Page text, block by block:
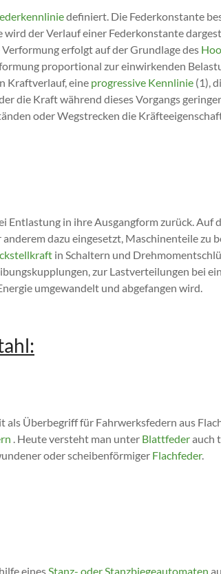
definiert. Die Federkonstante
der Verlauf einer Federkonstante
erfolgt auf der Grundlage des
proportional zur einwirkenden
Kraftverlauf, eine progressive Kennlinie (1),
die Kraft während dieses Vorgangs
oder Wegstrecken die
Entlastung in ihre Ausgangform zurück. Auf
dazu eingesetzt, Maschinenteile zu
in Schaltern und
zur Lastverteilungen bei
umgewandelt und abgefangen wird.
als Überbegriff für Fahrwerksfedern aus
. Heute versteht man unter Blattfederauch
oder scheibenförmiger Flachfeder.
einesStanz- oder Stanzbiegeautomaten